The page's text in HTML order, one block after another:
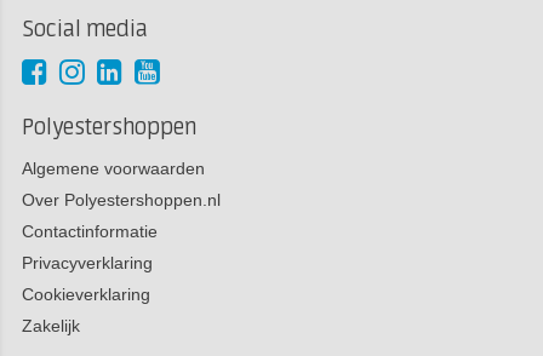
Social media
Polyestershoppen
Algemene voorwaarden
Over Polyestershoppen.nl
Contactinformatie
Privacyverklaring
Cookieverklaring
Zakelijk